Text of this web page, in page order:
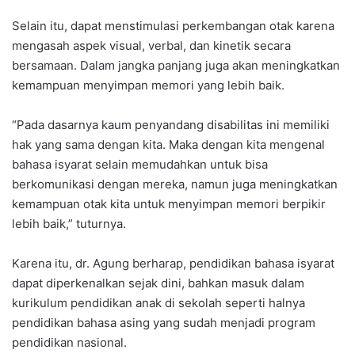
Selain itu, dapat menstimulasi perkembangan otak karena
mengasah aspek visual, verbal, dan kinetik secara
bersamaan. Dalam jangka panjang juga akan meningkatkan
kemampuan menyimpan memori yang lebih baik.
“Pada dasarnya kaum penyandang disabilitas ini memiliki
hak yang sama dengan kita. Maka dengan kita mengenal
bahasa isyarat selain memudahkan untuk bisa
berkomunikasi dengan mereka, namun juga meningkatkan
kemampuan otak kita untuk menyimpan memori berpikir
lebih baik,” tuturnya.
Karena itu, dr. Agung berharap, pendidikan bahasa isyarat
dapat diperkenalkan sejak dini, bahkan masuk dalam
kurikulum pendidikan anak di sekolah seperti halnya
pendidikan bahasa asing yang sudah menjadi program
pendidikan nasional.